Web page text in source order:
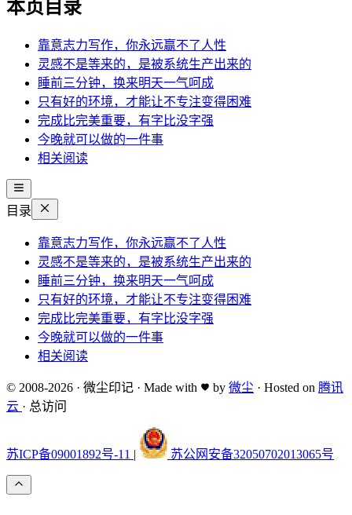
本页目录
靠意志力写作，你永远赢不了人性
灵感不是等来的，是被系统生产出来的
睡前三分钟，换来明天一气呵成
只有好的环境，才能让不专注变得困难
完成比完美重要，有字比没字强
今晚就可以做的一件事
相关阅读
目录
靠意志力写作，你永远赢不了人性
灵感不是等来的，是被系统生产出来的
睡前三分钟，换来明天一气呵成
只有好的环境，才能让不专注变得困难
完成比完美重要，有字比没字强
今晚就可以做的一件事
相关阅读
© 2008-2026 · 微尘印记 · Made with by 微尘 · Hosted on 腾讯
云 · 总访问
苏ICP备09001892号-11 | 苏公网安备32050702013065号